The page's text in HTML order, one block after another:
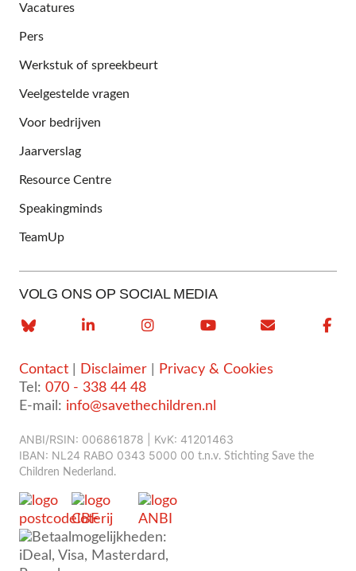
Vacatures
Pers
Werkstuk of spreekbeurt
Veelgestelde vragen
Voor bedrijven
Jaarverslag
Resource Centre
Speakingminds
TeamUp
VOLG ONS OP SOCIAL MEDIA
Contact Disclaimer
Privacy & Cookies
Tel: 070 - 338 44 48
E-mail: info@savethechildren.nl
ANBI/RSIN: 006861878 | KvK: 41201463
IBAN: NL24 RABO 0343 5000 00 t.n.v. Stichting Save the
Children Nederland.